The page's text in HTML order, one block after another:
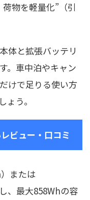
物を軽量化”（引
体と拡張バッテリ
。車中泊やキャン
けで足りる使い方
う。
ビュー・口コミ
または
、最大858Whの容